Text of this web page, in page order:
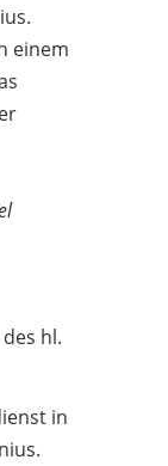
einem
hl.
in